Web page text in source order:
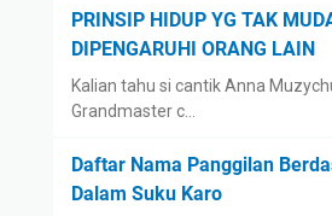
PRINSIP HIDUP YG TAK
DIPENGARUHI ORANG LAIN
Kalian tahu si cantik Anna
Grandmaster c…
Daftar Nama Panggilan
Dalam Suku Karo